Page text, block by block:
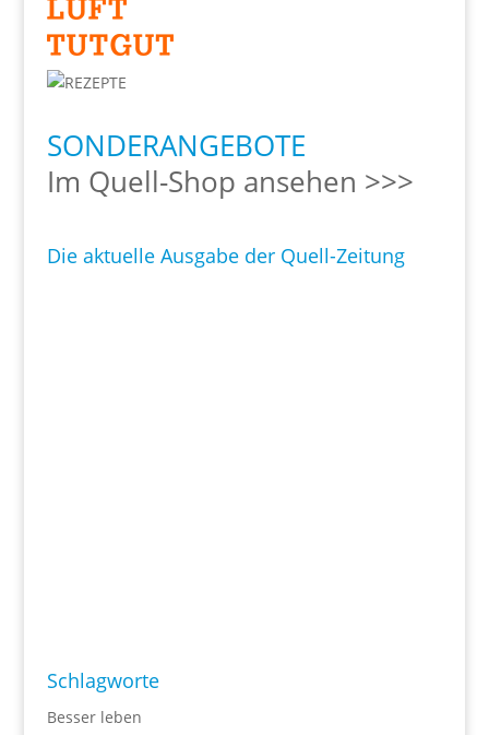
SONDERANGEBOTE
Im Quell-Shop ansehen >>>
Die aktuelle Ausgabe der Quell-Zeitung
Schlagworte
Besser leben